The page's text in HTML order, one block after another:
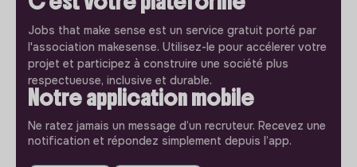
Jobs that make sense est un service gratuit porté par
l'association makesense. Utilisez-le pour accélerer votre
projet et participez à construire une société plus
respectueuse, inclusive et durable.
Notre application mobile
Ne ratez jamais un message d’un recruteur. Recevez une
notification et répondez simplement depuis l’app.